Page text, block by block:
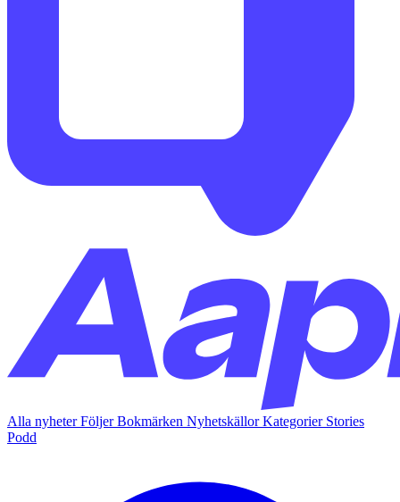
Alla nyheterFöljerBokmärken NyhetskällorKategorier Stories
Podd